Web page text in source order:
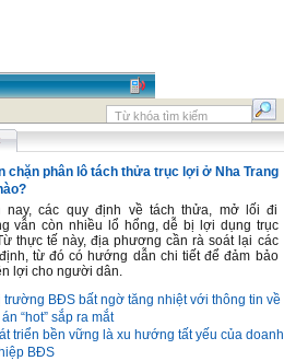
chặn phân lô tách thửa trục lợi ở Nha Trang
nay, các quy định về tách thửa, mở lối đi
vẫn còn nhiều lổ hổng, dễ bị lợi dụng trục
thực tế này, địa phương cần rà soát lại các
từ đó có hướng dẫn chi tiết để đảm bảo
lợi cho người dân.
trường BĐS bất ngờ tăng nhiệt với thông tin về
“hot” sắp ra mắt
triển bền vững là xu hướng tất yếu của doanh
BĐS